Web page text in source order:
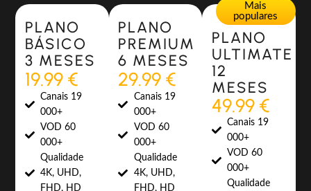
Most Popular
PLANO
BÁSICO
3 MESES
19.99 €
Canais 19
000+
VOD 60
000+
Qualidade
4K, UHD,
FHD, HD
Most Popular
PLANO
PREMIUM
6 MESES
29.99 €
Canais 19
000+
VOD 60
000+
Qualidade
4K, UHD,
FHD, HD
Mais
populares
PLANO
ULTIMATE
12
MESES
49.99 €
Canais 19
000+
VOD 60
000+
Qualidade